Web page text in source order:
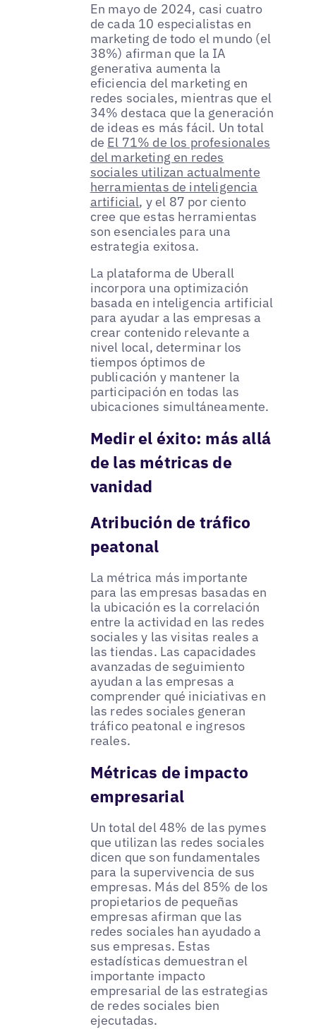
En mayo de 2024, casi cuatro
de cada 10 especialistas en
marketing de todo el mundo (el
38%) afirman que la IA
generativa aumenta la
eficiencia del marketing en
redes sociales, mientras que el
34% destaca que la generación
de ideas es más fácil. Un total
de El 71% de los profesionales
del marketing en redes
sociales utilizan actualmente
herramientas de inteligencia
artificial, y el 87 por ciento
cree que estas herramientas
son esenciales para una
estrategia exitosa.
La plataforma de Uberall
incorpora una optimización
basada en inteligencia artificial
para ayudar a las empresas a
crear contenido relevante a
nivel local, determinar los
tiempos óptimos de
publicación y mantener la
participación en todas las
ubicaciones simultáneamente.
Medir el éxito: más allá
de las métricas de
vanidad
Atribución de tráfico
peatonal
La métrica más importante
para las empresas basadas en
la ubicación es la correlación
entre la actividad en las redes
sociales y las visitas reales a
las tiendas. Las capacidades
avanzadas de seguimiento
ayudan a las empresas a
comprender qué iniciativas en
las redes sociales generan
tráfico peatonal e ingresos
reales.
Métricas de impacto
empresarial
Un total del 48% de las pymes
que utilizan las redes sociales
dicen que son fundamentales
para la supervivencia de sus
empresas. Más del 85% de los
propietarios de pequeñas
empresas afirman que las
redes sociales han ayudado a
sus empresas. Estas
estadísticas demuestran el
importante impacto
empresarial de las estrategias
de redes sociales bien
ejecutadas.